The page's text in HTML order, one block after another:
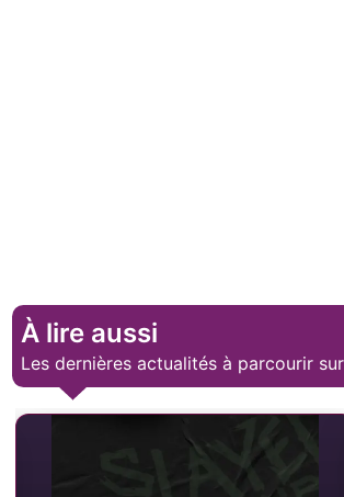
À lire aussi
Les dernières actualités à parcourir